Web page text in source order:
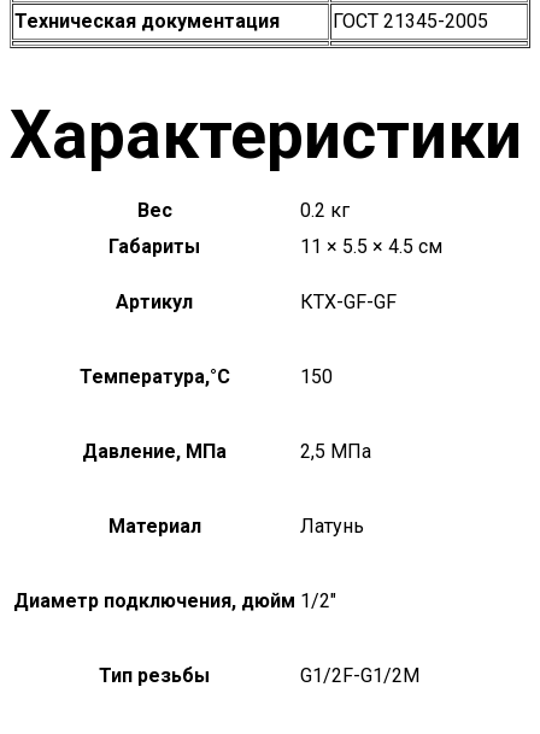
Техническая документация
ГОСТ 21345-2005
Характеристики
Вес
0.2 кг
Габариты
11 × 5.5 × 4.5 см
Артикул КТХ-GF-GF
Температура,°C 150
Давление, МПа 2,5 МПа
Материал Латунь
Диаметр подключения, дюйм 1/2"
Тип резьбы G1/2F-G1/2M